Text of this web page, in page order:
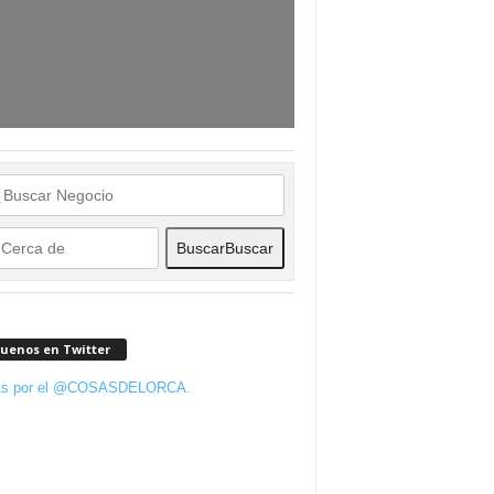
BuscarBuscar
en Twitter
por el @COSASDELORCA.